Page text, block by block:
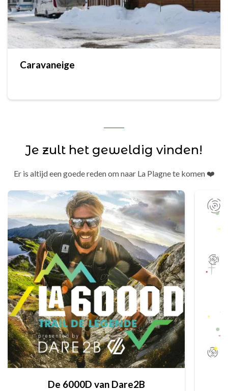
Caravaneige
Je zult het geweldig vinden!
Er is altijd een goede reden om naar La Plagne te komen ❤️
De 6000D van Dare2B